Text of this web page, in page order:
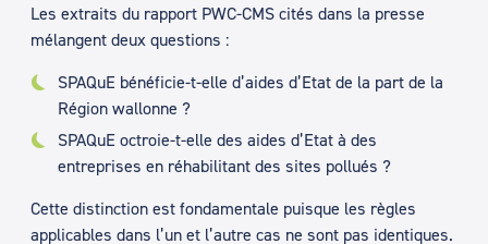
Les extraits du rapport PWC-CMS cités dans la presse
mélangent deux questions :
SPAQuE bénéficie-t-elle d’aides d’Etat de la part de la
Région wallonne ?
SPAQuE octroie-t-elle des aides d’Etat à des
entreprises en réhabilitant des sites pollués ?
Cette distinction est fondamentale puisque les règles
applicables dans l’un et l’autre cas ne sont pas identiques.